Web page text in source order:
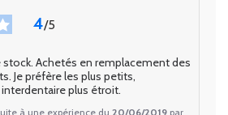
4/5
Achetés en remplacement des
Je préfère les plus petits,
plus étroit.
à une expérience du 20/06/2019 par